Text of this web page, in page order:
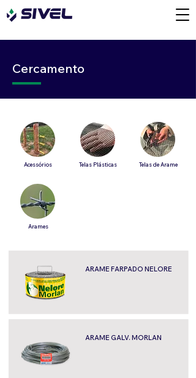
Cercamento
Acessórios
Arames
Telas Plásticas Telas de Arame
ARAME FARPADO NELORE
ARAME GALV. MORLAN